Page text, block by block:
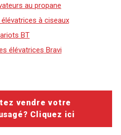
au propane
à ciseaux
BT
élévatrices Bravi
vendre votre
Cliquez ici